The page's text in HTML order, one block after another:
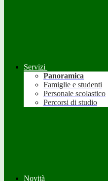
Servizi
Panoramica
Famiglie e studenti
Personale scolastico
Percorsi di studio
Novità